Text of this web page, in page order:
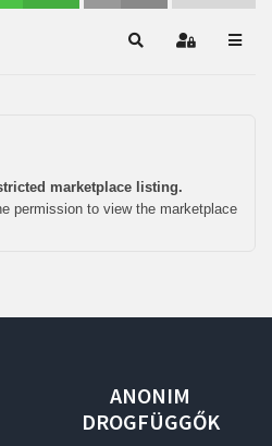
Keresés
marketplace listing.
permission to view the marketplace
ANONIM
DROGFÜGGŐK